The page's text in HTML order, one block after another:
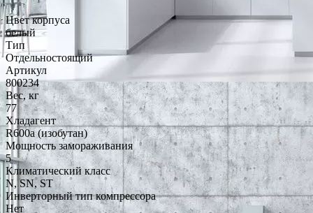
Цвет корпуса
белый
Тип
Отдельностоящий
Артикул
800234
Вес, кг
77
Хладагент
R600a (изобутан)
Мощность замораживания
5
Климатический класс
N, SN, ST
Инверторный тип компрессора
Нет